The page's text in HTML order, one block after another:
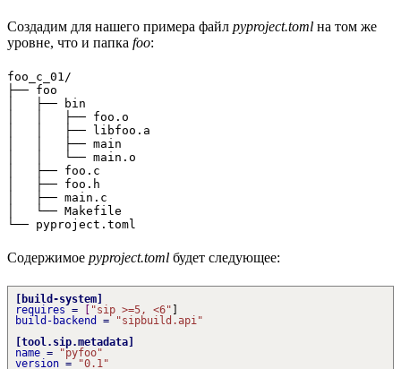
Создадим для нашего примера файл pyproject.toml на том же
уровне, что и папка foo:
foo_c_01/
├── foo
│   ├── bin
│   │   ├── foo.o
│   │   ├── libfoo.a
│   │   ├── main
│   │   └── main.o
│   ├── foo.c
│   ├── foo.h
│   ├── main.c
│   └── Makefile
Содержимое pyproject.toml будет следующее:
[ build-system]
requires = [ "sip >=5, <6" ]
build-backend
=
"sipbuild.api"
[tool.sip.metadata]
name =
"pyfoo"
version =
"0.1"